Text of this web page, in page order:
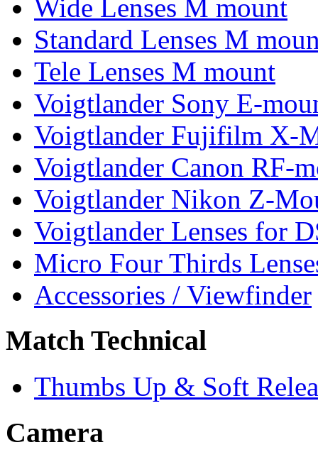
Wide Lenses M mount
Standard Lenses M
Tele Lenses M mount
Voigtlander Sony E-
Voigtlander Fujifilm X-
Voigtlander Canon RF-
Voigtlander Nikon Z-
Voigtlander Lenses for
Micro Four Thirds
Accessories / Viewfinder
Match Technical
Thumbs Up & Soft
Camera